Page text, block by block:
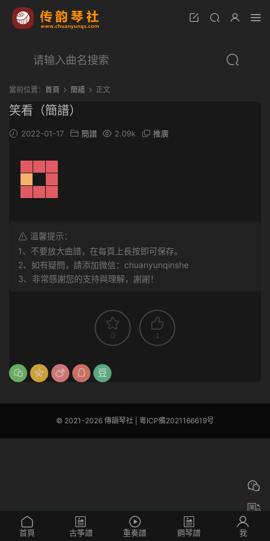
當前位置： 首頁 簡譜 正文
笑看（簡譜）
2022-01-17 簡譜 2.09k 推廣
溫馨提示：
1、不要放大曲譜，在每頁上長按即可保存。
2、如有疑問，請添加微信：chuanyunqinshe
3、非常感謝您的支持與理解，謝謝！
0 1
© 2021-2026 傳韻琴社 | 粵ICP備2021166619号
首頁 古筝譜 重奏譜 鋼琴譜 我